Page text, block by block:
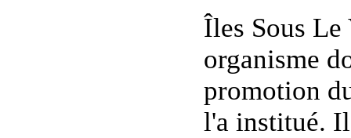
Îles Sous Le
organisme
promotion
l'a institué.